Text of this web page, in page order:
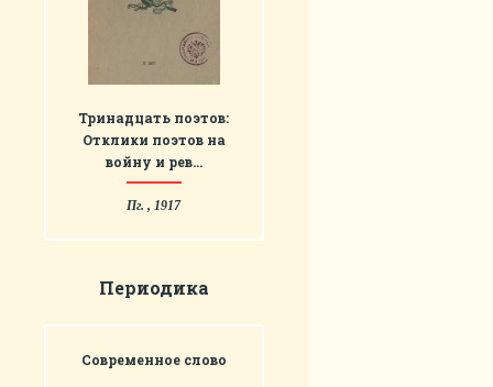
Тринадцать поэтов:
Отклики поэтов на
войну и рев…
Пг. , 1917
Периодика
Современное слово